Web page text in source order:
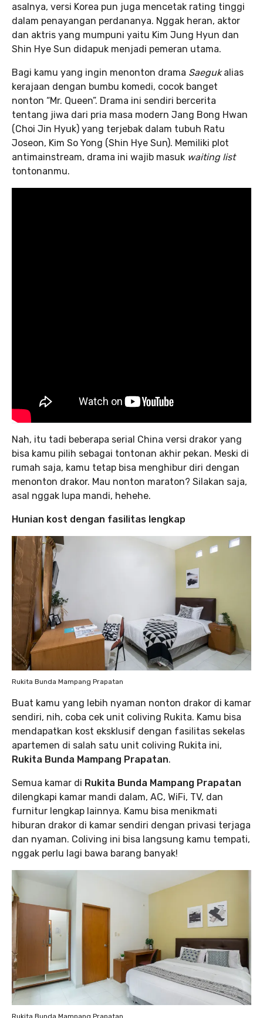
asalnya, versi Korea pun juga mencetak rating tinggi
dalam penayangan perdananya. Nggak heran, aktor
dan aktris yang mumpuni yaitu Kim Jung Hyun dan
Shin Hye Sun didapuk menjadi pemeran utama.
Bagi kamu yang ingin menonton drama Saegukalias
kerajaan dengan bumbu komedi, cocok banget
nonton “Mr. Queen”. Drama ini sendiri bercerita
tentang jiwa dari pria masa modern Jang Bong Hwan
(Choi Jin Hyuk) yang terjebak dalam tubuh Ratu
Joseon, Kim So Yong (Shin Hye Sun). Memiliki plot
antimainstream, drama ini wajib masuk waiting list
tontonanmu.
Nah, itu tadi beberapa serial China versi drakor yang
bisa kamu pilih sebagai tontonan akhir pekan. Meski di
rumah saja, kamu tetap bisa menghibur diri dengan
menonton drakor. Mau nonton maraton? Silakan saja,
asal nggak lupa mandi, hehehe.
Hunian kost dengan fasilitas lengkap
Rukita Bunda Mampang Prapatan
Buat kamu yang lebih nyaman nonton drakor di kamar
sendiri, nih, coba cek unit coliving Rukita. Kamu bisa
mendapatkan kost eksklusif dengan fasilitas sekelas
apartemen di salah satu unit coliving Rukita ini,
Rukita Bunda Mampang Prapatan.
Semua kamar di Rukita Bunda Mampang Prapatan
dilengkapi kamar mandi dalam, AC, WiFi, TV, dan
furnitur lengkap lainnya. Kamu bisa menikmati
hiburan drakor di kamar sendiri dengan privasi terjaga
dan nyaman. Coliving ini bisa langsung kamu tempati,
nggak perlu lagi bawa barang banyak!
Rukita Bunda Mampang Prapatan